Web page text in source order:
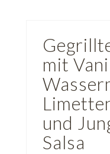
mit
und
Salsa